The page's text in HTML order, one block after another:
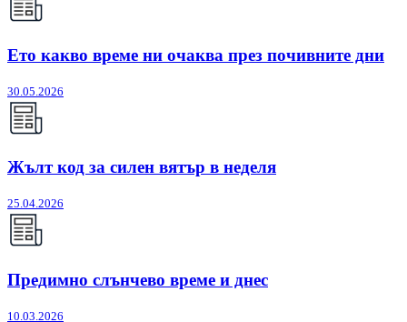
Ето какво време ни очаква през почивните дни
30.05.2026
Жълт код за силен вятър в неделя
25.04.2026
Предимно слънчево време и днес
10.03.2026